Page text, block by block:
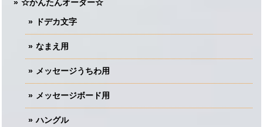
☆かんたんオーダー☆
ドデカ文字
なまえ用
メッセージうちわ用
メッセージボード用
ハングル